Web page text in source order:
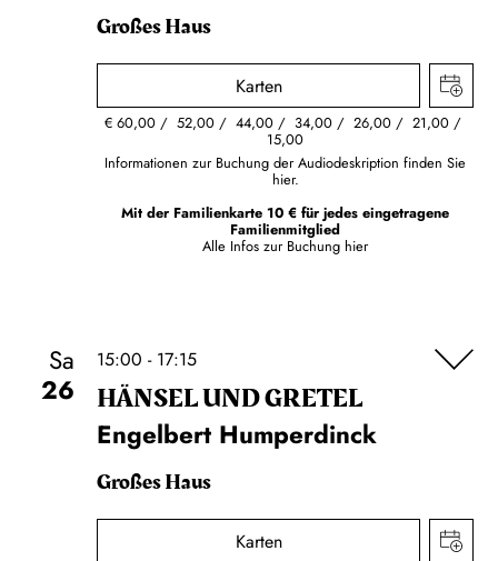
Großes Haus
Karten
€60,00 52,00 44,00 34,00 26,00 21,00
15,00
Informationen zur Buchung der Audiodeskription finden Sie
hier.
Mit der Familienkarte 10 € für jedes eingetragene
Familienmitglied
Alle Infos zur Buchung hier
Sa
26
15:00 - 17:15
HÄNSEL UND GRETEL
Engelbert Humperdinck
Großes Haus
Karten